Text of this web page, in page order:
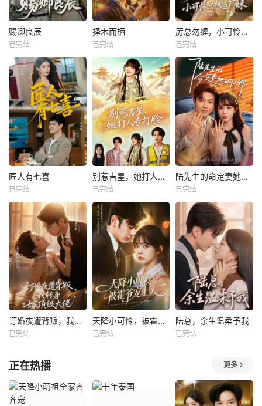
赐卿良辰
已完结
择木而栖
已完结
厉总勿缠，小可怜只想当厂妹
已完结
匠人有七喜
已完结
别惹吉星，她打人专打脸
已完结
陆先生的命定妻她飒又野
已完结
订婚夜遭背叛，我转身嫁顶级大佬
已完结
天降小可怜，被霍爷宠上天
已完结
陆总，余生温柔予我
已完结
正在热播 更多